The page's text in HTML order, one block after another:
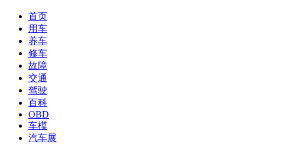
首页
用车
养车
修车
故障
交通
驾驶
百科
OBD
车模
汽车展